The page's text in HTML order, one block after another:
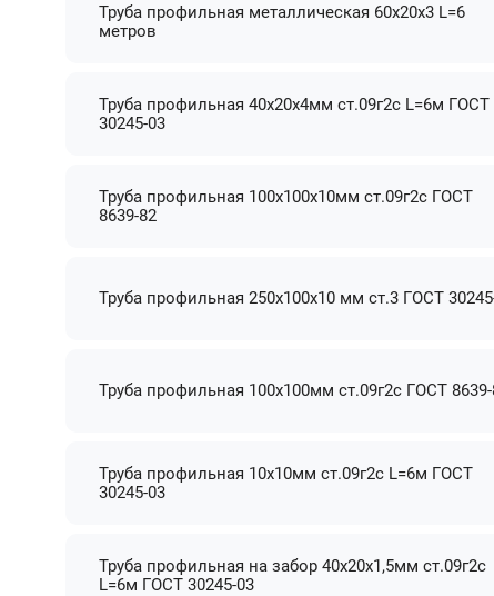
Труба профильная металлическая 60х20х3 L=6
метров
Труба профильная 40х20х4мм ст.09г2с L=6м ГОСТ
30245-03
Труба профильная 100х100х10мм ст.09г2с ГОСТ
8639-82
Труба профильная 250х100х10 мм ст.3 ГОСТ
Труба профильная 100х100мм ст.09г2с ГОСТ
Труба профильная 10х10мм ст.09г2с L=6м ГОСТ
30245-03
Труба профильная на забор 40х20х1,5мм ст.09г2с
L=6м ГОСТ 30245-03